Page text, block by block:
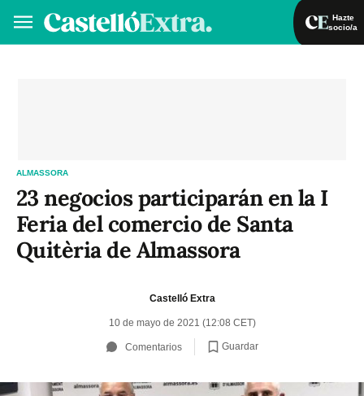
Hazte
socio/a
ALMASSORA
23 negocios participarán en la I
Feria del comercio de Santa
Quitèria de Almassora
Castelló Extra
10 de mayo de 2021 (12:08 CET)
Comentarios Guardar